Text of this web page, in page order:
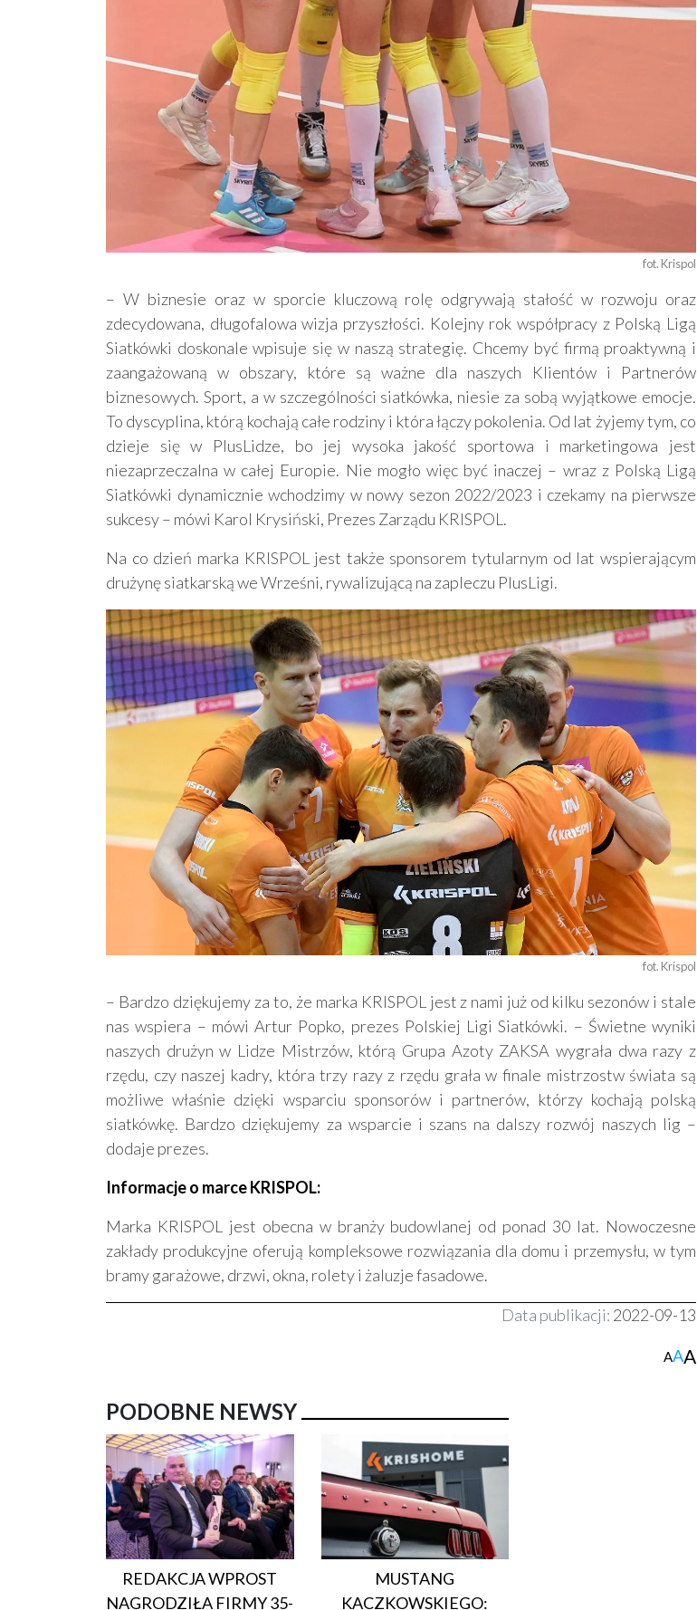
fot. Krispol
– W biznesie oraz w sporcie kluczową rolę odgrywają stałość w rozwoju oraz
zdecydowana, długofalowa wizja przyszłości. Kolejny rok współpracy z Polską Ligą
Siatkówki doskonale wpisuje się w naszą strategię. Chcemy być firmą proaktywną i
zaangażowaną w obszary, które są ważne dla naszych Klientów i Partnerów
biznesowych. Sport, a w szczególności siatkówka, niesie za sobą wyjątkowe emocje.
To dyscyplina, którą kochają całe rodziny i która łączy pokolenia. Od lat żyjemy tym, co
dzieje się w PlusLidze, bo jej wysoka jakość sportowa i marketingowa jest
niezaprzeczalna w całej Europie. Nie mogło więc być inaczej – wraz z Polską Ligą
Siatkówki dynamicznie wchodzimy w nowy sezon 2022/2023 i czekamy na pierwsze
sukcesy – mówi Karol Krysiński, Prezes Zarządu KRISPOL.
Na co dzień marka KRISPOL jest także sponsorem tytularnym od lat wspierającym
drużynę siatkarską we Wrześni, rywalizującą na zapleczu PlusLigi.
fot. Krispol
– Bardzo dziękujemy za to, że marka KRISPOL jest z nami już od kilku sezonów i stale
nas wspiera – mówi Artur Popko, prezes Polskiej Ligi Siatkówki. – Świetne wyniki
naszych drużyn w Lidze Mistrzów, którą Grupa Azoty ZAKSA wygrała dwa razy z
rzędu, czy naszej kadry, która trzy razy z rzędu grała w finale mistrzostw świata są
możliwe właśnie dzięki wsparciu sponsorów i partnerów, którzy kochają polską
siatkówkę. Bardzo dziękujemy za wsparcie i szans na dalszy rozwój naszych lig –
dodaje prezes.
Informacje o marce KRISPOL:
Marka KRISPOL jest obecna w branży budowlanej od ponad 30 lat. Nowoczesne
zakłady produkcyjne oferują kompleksowe rozwiązania dla domu i przemysłu, w tym
bramy garażowe, drzwi, okna, rolety i żaluzje fasadowe.
Data publikacji: 2022-09-13
AAA
PODOBNE NEWSY
REDAKCJA WPROST
NAGRODZIŁA FIRMY 35-
MUSTANG
KACZKOWSKIEGO: